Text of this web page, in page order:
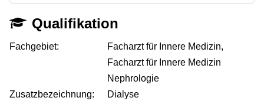
Qualifikation
Fachgebiet:
Facharzt für Innere Medizin,
Facharzt für Innere Medizin
Nephrologie
Zusatzbezeichnung:
Dialyse